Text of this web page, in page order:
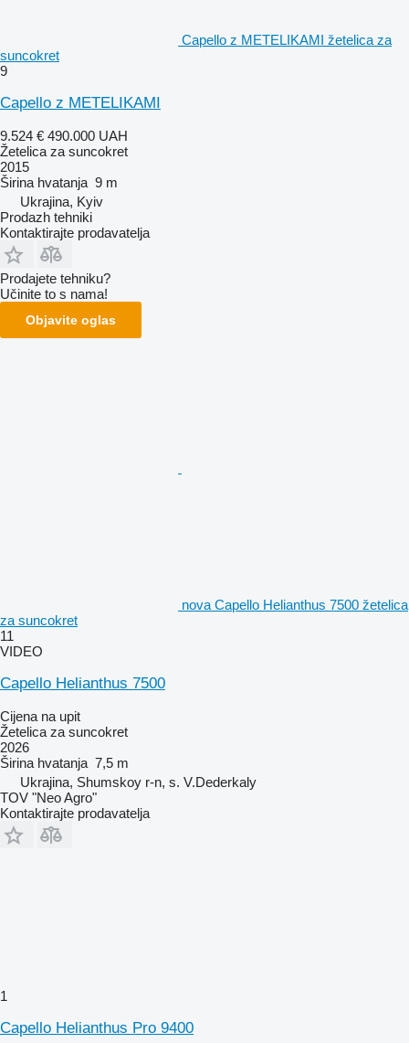
Capello z METELIKAMI žetelica za
suncokret
9
Capello z METELIKAMI
9.524 € 490.000 UAH
Žetelica za suncokret
2015
Širina hvatanja 9 m
Ukrajina, Kyiv
Prodazh tehniki
Kontaktirajte prodavatelja
Prodajete tehniku?
Učinite to s nama!
Objavite oglas
nova Capello Helianthus 7500 žetelica
za suncokret
11
VIDEO
Capello Helianthus 7500
Cijena na upit
Žetelica za suncokret
2026
Širina hvatanja 7,5 m
Ukrajina, Shumskoy r-n, s. V.Dederkaly
TOV "Neo Agro"
Kontaktirajte prodavatelja
1
Capello Helianthus Pro 9400